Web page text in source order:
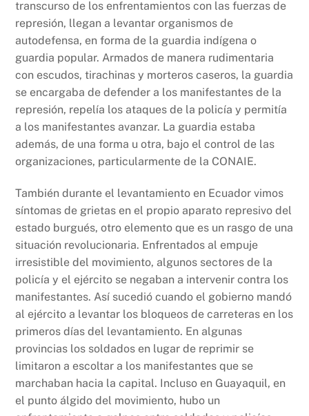
transcurso de los enfrentamientos con las fuerzas de
represión, llegan a levantar organismos de
autodefensa, en forma de la guardia indígena o
guardia popular. Armados de manera rudimentaria
con escudos, tirachinas y morteros caseros, la guardia
se encargaba de defender a los manifestantes de la
represión, repelía los ataques de la policía y permitía
a los manifestantes avanzar. La guardia estaba
además, de una forma u otra, bajo el control de las
organizaciones, particularmente de la CONAIE.
También durante el levantamiento en Ecuador vimos
síntomas de grietas en el propio aparato represivo del
estado burgués, otro elemento que es un rasgo de una
situación revolucionaria. Enfrentados al empuje
irresistible del movimiento, algunos sectores de la
policía y el ejército se negaban a intervenir contra los
manifestantes. Así sucedió cuando el gobierno mandó
al ejército a levantar los bloqueos de carreteras en los
primeros días del levantamiento. En algunas
provincias los soldados en lugar de reprimir se
limitaron a escoltar a los manifestantes que se
marchaban hacia la capital. Incluso en Guayaquil, en
el punto álgido del movimiento, hubo un